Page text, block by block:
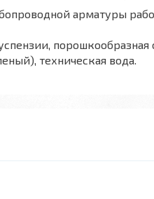
арматуры
порошкообразная
техническая вода.